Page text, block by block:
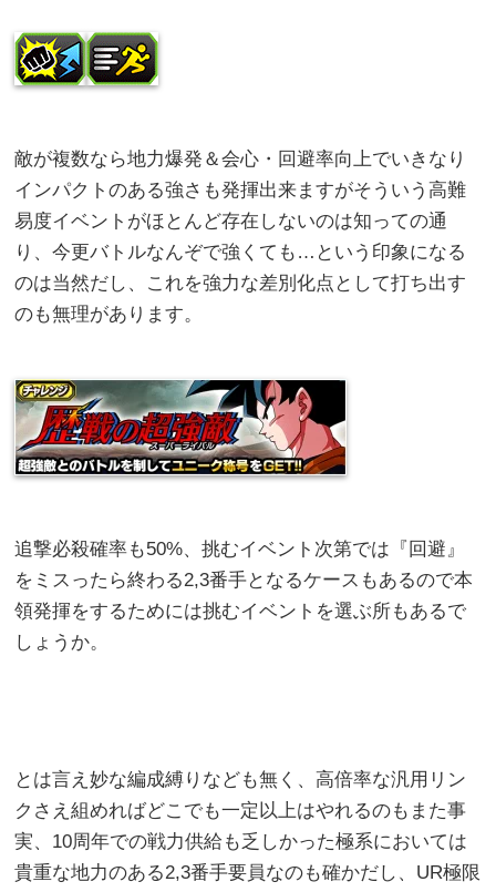
敵が複数なら地力爆発＆会心・回避率向上でいきなり
インパクトのある強さも発揮出来ますがそういう高難
易度イベントがほとんど存在しないのは知っての通
り、今更バトルなんぞで強くても…という印象になる
のは当然だし、これを強力な差別化点として打ち出す
のも無理があります。
追撃必殺確率も50%、挑むイベント次第では『回避』
をミスったら終わる2,3番手となるケースもあるので本
領発揮をするためには挑むイベントを選ぶ所もあるで
しょうか。
とは言え妙な編成縛りなども無く、高倍率な汎用リン
クさえ組めればどこでも一定以上はやれるのもまた事
実、10周年での戦力供給も乏しかった極系においては
貴重な地力のある2,3番手要員なのも確かだし、UR極限